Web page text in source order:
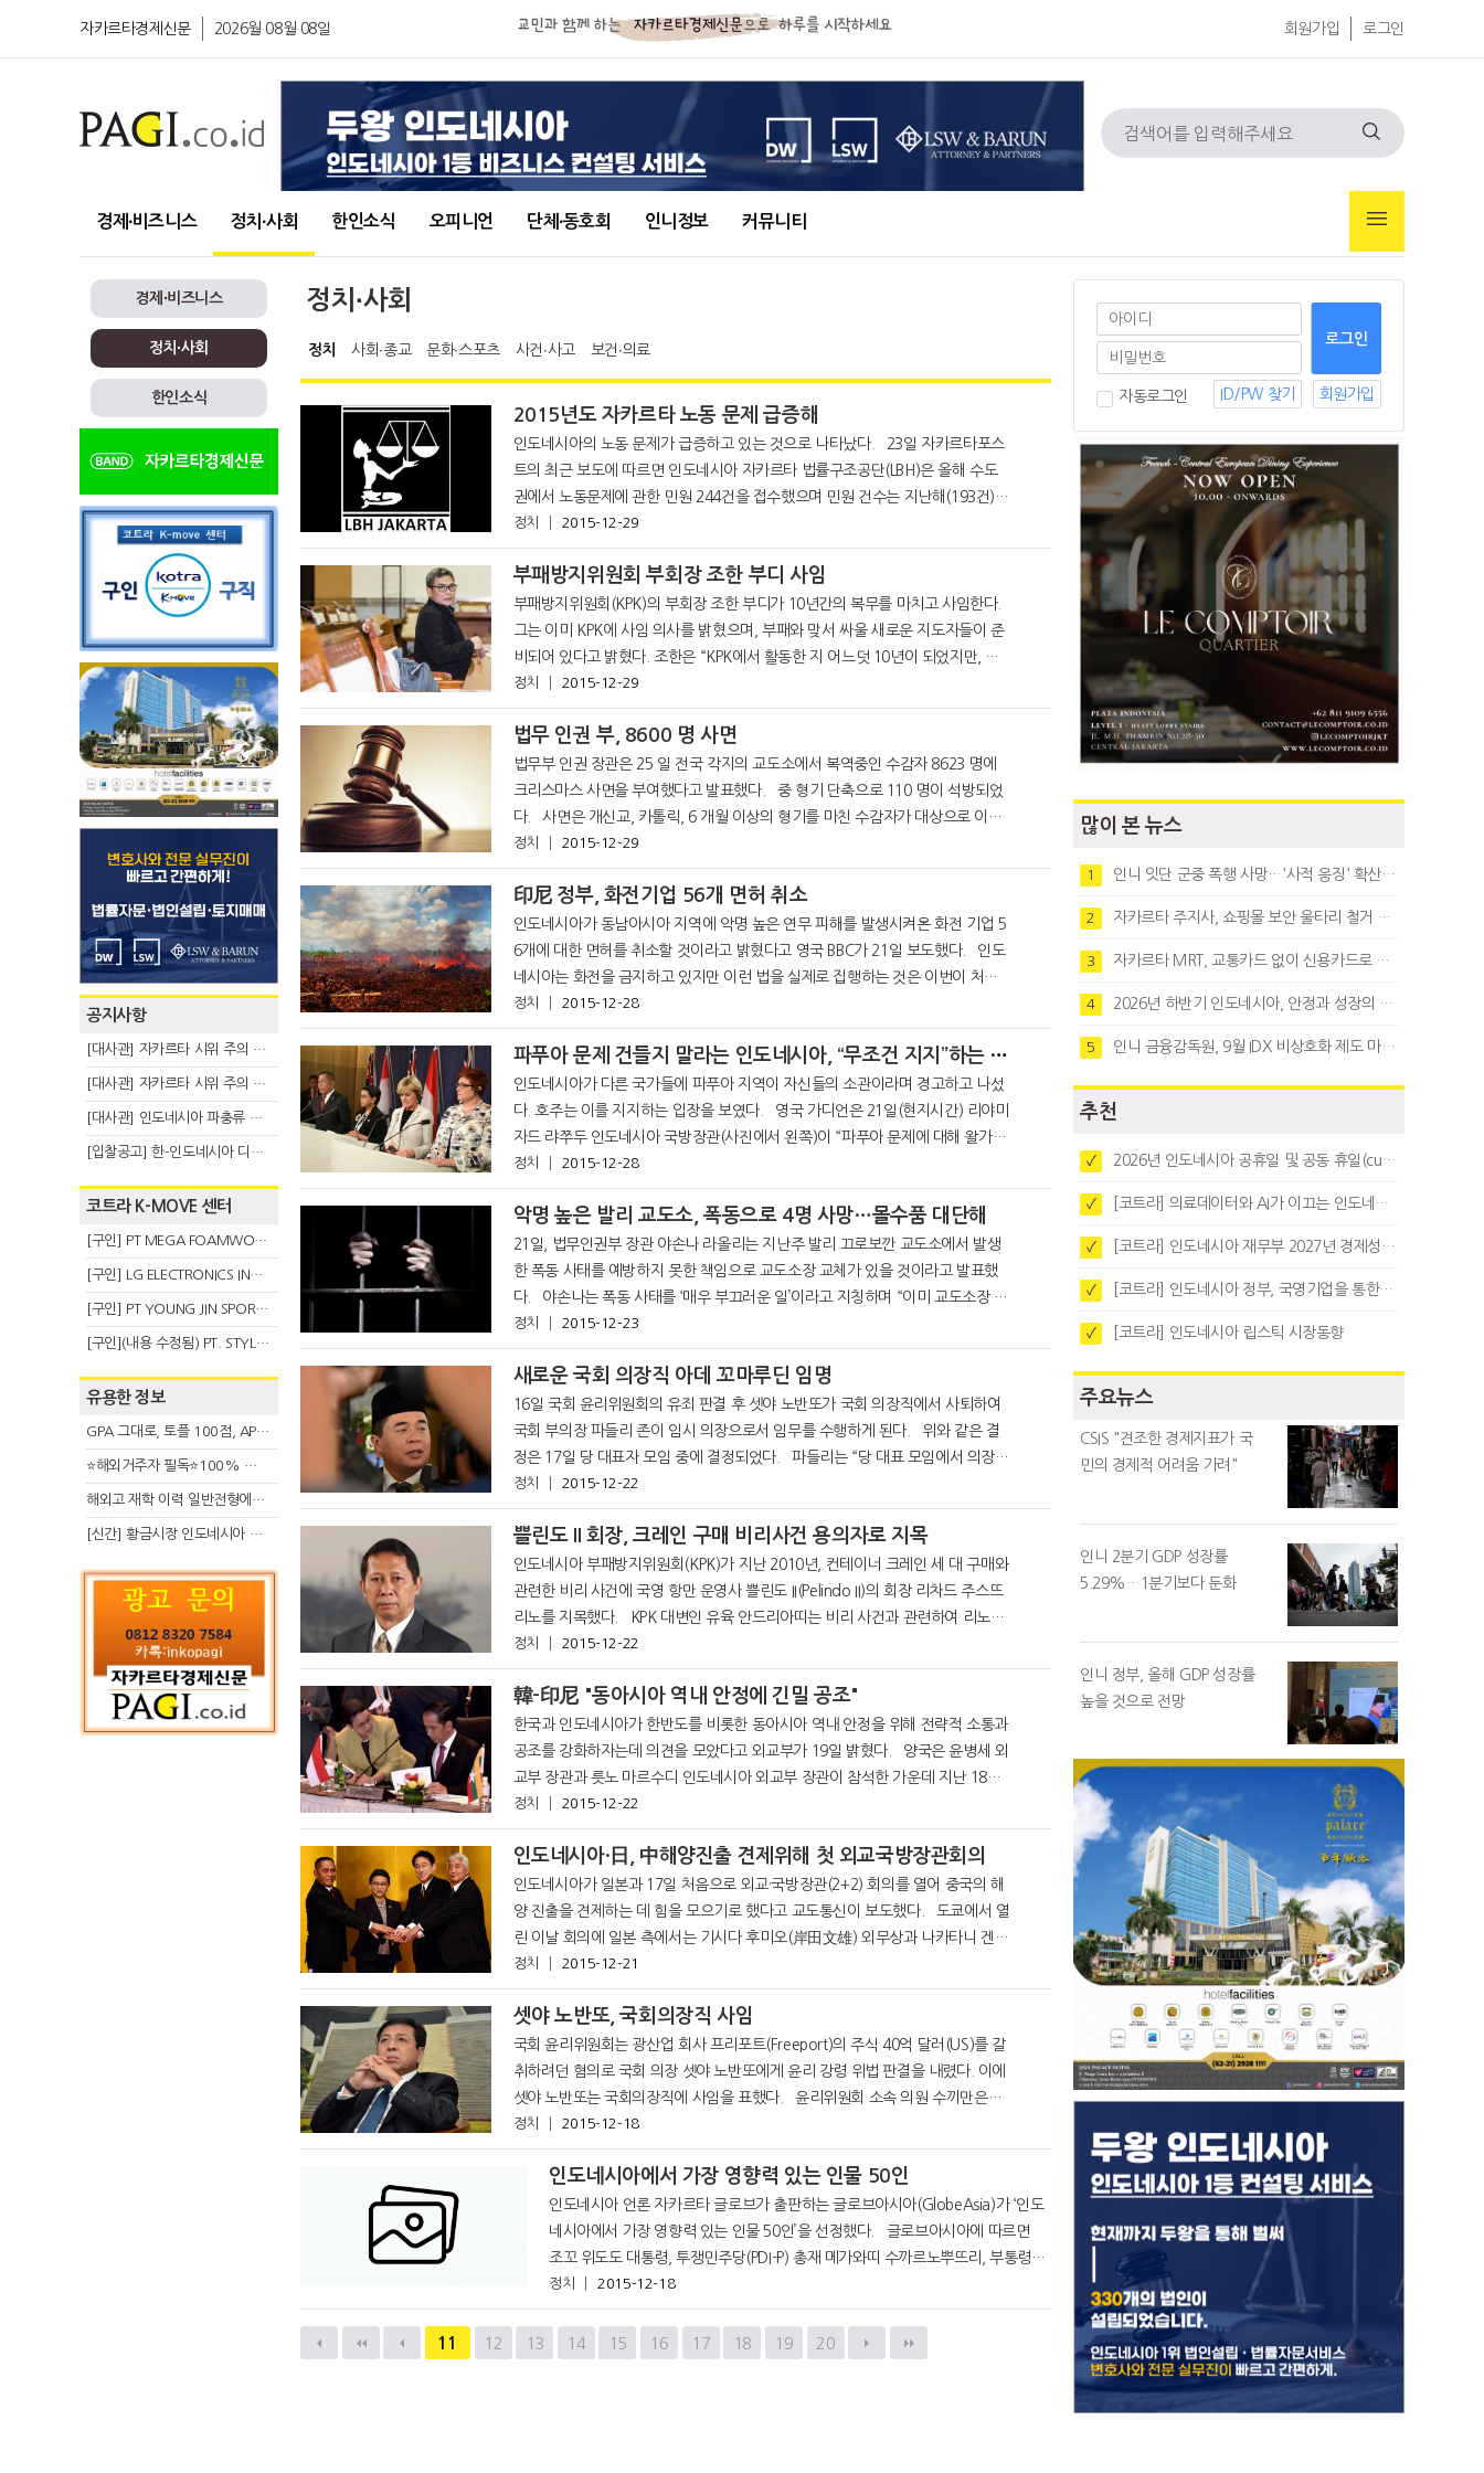
자카르타경제신문 2026월 08월 08일 회원가입 로그인
경제∙비즈니스 정치∙사회 한인소식 오피니언 단체∙동호회 인니정보 커뮤니티
경제∙비즈니스
정치∙사회
한인소식
공지사항
[대사관] 자카르타 시위 주의 안내(8.6)
[대사관] 자카르타 시위 주의 안내(8.3)
[대사관] 인도네시아 파충류 불법 반출 주의 (7.29)
[입찰공고] 한-인도네시아 디지털융복합 탈 전시회
코트라 K-MOVE 센터
[구인] PT MEGA FOAMWORKS INDONESIA
[구인] LG ELECTRONICS INDONESIA
[구인] PT YOUNG JIN SPORT INDONESIA
[구인](내용 수정됨) PT. STYLE KOREAN INDONESIA (스타일 코리안 인도네시아)
유용한 정보
GPA 그대로, 토플 100점, AP 막막 — 원인은 하나입니다
⭐해외거주자 필독⭐100% 온라인 마지막 한국어교원 2급 추가모집 (~8/2)
해외고 재학 이력 일반전형에서 분명한 입시 강점 살리는 전략
[신간] 황금시장 인도네시아 슈퍼리치의 성공 수업
정치∙사회
정치 사회∙종교 문화∙스포츠 사건∙사고 보건∙의료
2015년도 자카르타 노동 문제 급증해
인도네시아의 노동 문제가 급증하고 있는 것으로 나타났다. 23일 자카르타포스
트의 최근 보도에 따르면 인도네시아 자카르타 법률구조공단(LBH)은 올해 수도
권에서 노동문제에 관한 민원 244건을 접수했으며 민원 건수는 지난해(193건)보
정치 2015-12-29
부패방지위원회 부회장 조한 부디 사임
부패방지위원회(KPK)의 부회장 조한 부디가 10년간의 복무를 마치고 사임한다.
그는 이미 KPK에 사임 의사를 밝혔으며, 부패와 맞서 싸울 새로운 지도자들이 준
비되어 있다고 밝혔다. 조한은 “KPK에서 활동한 지 어느덧 10년이 되었지만, 결
코 긴 시간이라고 생각하지 않는다. 항상 KPK에 협력하기 위해 준비하고 있을 것
이
정치 2015-12-29
법무 인권 부, 8600 명 사면
법무부 인권 장관은 25 일 전국 각지의 교도소에서 복역중인 수감자 8623 명에
크리스마스 사면을 부여했다고 발표했다. 중 형기 단축으로 110 명이 석방되었
다. 사면은 개신교, 카톨릭, 6 개월 이상의 형기를 마친 수감자가 대상으로 이루
어졌으ㅁ, 15 일에서 ~ 2 개월의 형기가 단축되었다.
정치 2015-12-29
印尼 정부, 화전기업 56개 면허 취소
인도네시아가 동남아시아 지역에 악명 높은 연무 피해를 발생시켜온 화전 기업 5
6개에 대한 면허를 취소할 것이라고 밝혔다고 영국 BBC가 21일 보도했다. 인도
네시아는 화전을 금지하고 있지만 이런 법을 실제로 집행하는 것은 이번이 처음
이다. 야자수나 펄프용 나무를 재배하기 위해 기존 삼림을 불태우는 화전으로
정치 2015-12-28
파푸아 문제 건들지 말라는 인도네시아, “무조건 지지”하는 호주
인도네시아가 다른 국가들에 파푸아 지역이 자신들의 소관이라며 경고하고 나섰
다. 호주는 이를 지지하는 입장을 보였다. 영국 가디언은 21일(현지시간) 리야미
자드 랴쭈두 인도네시아 국방장관(사진에서 왼쪽)이 “파푸아 문제에 대해 왈가왈
부하는 나라들이 있다. 그러나 파푸아는 엄연히 인도네시아 소속”이라고 말하며
강
정치 2015-12-28
악명 높은 발리 교도소, 폭동으로 4명 사망…몰수품 대단해
21일, 법무인권부 장관 야손나 라올리는 지난주 발리 끄로보깐 교도소에서 발생
한 폭동 사태를 예방하지 못한 책임으로 교도소장 교체가 있을 것이라고 발표했
다. 야손나는 폭동 사태를 ‘매우 부끄러운 일’이라고 지칭하며 “이미 교도소장 해
임을 지시했다. 교도소 부소장 등 모든 책임자가 교체될 것&rd
정치 2015-12-23
새로운 국회 의장직 아데 꼬마루딘 임명
16일 국회 윤리위원회의 유죄 판결 후 셋야 노반또가 국회 의장직에서 사퇴하여
국회 부의장 파들리 존이 임시 의장으로서 임무를 수행하게 된다. 위와 같은 결
정은 17일 당 대표자 모임 중에 결정되었다. 파들리는 “당 대표 모임에서 의장으
로 임명받았다. 기존 의장이 사퇴할 경우 부의장이 의장으로 승
정치 2015-12-22
쁠린도 II 회장, 크레인 구매 비리사건 용의자로 지목
인도네시아 부패방지위원회(KPK)가 지난 2010년, 컨테이너 크레인 세 대 구매와
관련한 비리 사건에 국영 항만 운영사 쁠린도 II(Pelindo II)의 회장 리차드 주스뜨
리노를 지목했다. KPK 대변인 유육 안드리아띠는 비리 사건과 관련하여 리노를
정치 2015-12-22
韓-印尼 "동아시아 역내 안정에 긴밀 공조"
한국과 인도네시아가 한반도를 비롯한 동아시아 역내 안정을 위해 전략적 소통과
공조를 강화하자는데 의견을 모았다고 외교부가 19일 밝혔다. 양국은 윤병세 외
교부 장관과 릇노 마르수디 인도네시아 외교부 장관이 참석한 가운데 지난 18일
서울 외교부 청사에서 '제2차 한·인도네시아 공동위원회'를 열고
정치 2015-12-22
인도네시아·日, 中해양진출 견제위해 첫 외교국방장관회의
인도네시아가 일본과 17일 처음으로 외교·국방장관(2+2) 회의를 열어 중국의 해
양 진출을 견제하는 데 힘을 모으기로 했다고 교도통신이 보도했다. 도쿄에서 열
린 이날 회의에 일본 측에서는 기시다 후미오(岸田文雄) 외무상과 나카타니 겐
(中谷元) 방위상, 인도네시아에서는 릇노 마르수디 외무장관과 리야미자드 랴쭈
두 국방장관이
정치 2015-12-21
셋야 노반또, 국회의장직 사임
국회 윤리위원회는 광산업 회사 프리포트(Freeport)의 주식 40억 달러(US)를 갈
취하려던 혐의로 국회 의장 셋야 노반또에게 윤리 강령 위법 판결을 내렸다. 이에
셋야 노반또는 국회의장직에 사임을 표했다. 윤리위원회 소속 의원 수끼만은
“셋야 노반또는 사직서를 제출했으며 이것은 곧 재판에서 발표될 예정”
정치 2015-12-18
인도네시아에서 가장 영향력 있는 인물 50인
인도네시아 언론 자카르타 글로브가 출판하는 글로브아시아(GlobeAsia)가 ‘인도
네시아에서 가장 영향력 있는 인물 50인’을 선정했다. 글로브아시아에 따르면
조꼬 위도도 대통령, 투쟁민주당(PDI-P) 총재 메가와띠 수까르노뿌뜨리, 부통령
유숩 깔라, 국민협의회 의장 줄끼프리 하산, 그린드라(Gerindra
정치 2015-12-18
11 12 13 14 15 16 17 18 19 20
다음 맨끝
자동로그인 ID/PW 찾기 회원가입
많이 본 뉴스
1 인니 잇단 군중 폭행 사망…'사적 응징' 확산에 법치 우려
2 자카르타 주지사, 쇼핑몰 보안 울타리 철거 요청…"치안 문제없다"
3 자카르타 MRT, 교통카드 없이 신용카드로 바로 탄다
4 2026년 하반기 인도네시아, 안정과 성장의 시험대
5 인니 금융감독원, 9월 IDX 비상호화 제도 마련…주식회사 전환 본격화
추천
✓ 2026년 인도네시아 공휴일 및 공동 휴일(cuti bersama)
✓ [코트라] 의료데이터와 AI가 이끄는 인도네시아 디지털 헬스케어 시장 트렌드
✓ [코트라] 인도네시아 재무부 2027년 경제성장 전망 및 목표 발표
✓ [코트라] 인도네시아 정부, 국영기업을 통한 석탄·팜유·합금철 수출 중앙집중화 추진
✓ [코트라] 인도네시아 립스틱 시장동향
주요뉴스
CSIS "견조한 경제지표가 국
민의 경제적 어려움 가려"
인니 2분기 GDP 성장률
5.29%…1분기보다 둔화
인니 정부, 올해 GDP 성장률
높을 것으로 전망